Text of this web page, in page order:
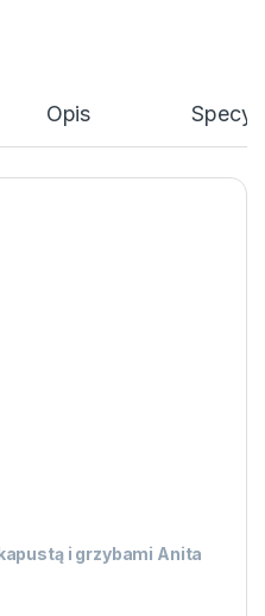
Opis
i grzybami Anita